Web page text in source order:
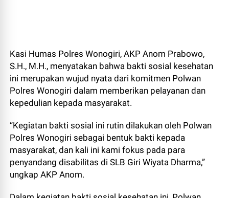
Kasi Humas Polres Wonogiri, AKP Anom Prabowo,
S.H., M.H., menyatakan bahwa bakti sosial kesehatan
ini merupakan wujud nyata dari komitmen Polwan
Polres Wonogiri dalam memberikan pelayanan dan
kepedulian kepada masyarakat.
“Kegiatan bakti sosial ini rutin dilakukan oleh Polwan
Polres Wonogiri sebagai bentuk bakti kepada
masyarakat, dan kali ini kami fokus pada para
penyandang disabilitas di SLB Giri Wiyata Dharma,”
ungkap AKP Anom.